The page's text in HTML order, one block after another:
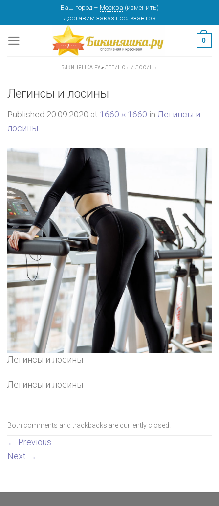
content
Ваш город – Москва (изменить)
Доставим заказ послезавтра
0
БИКИНЯШКА.РУ» ЛЕГИНСЫ И ЛОСИНЫ
Легинсы и лосины
Published 20.09.2020 at 1660 × 1660 in Легинсы и
лосины
Легинсы и лосины
Легинсы и лосины
Both comments and trackbacks are currently closed.
← Previous
Next →